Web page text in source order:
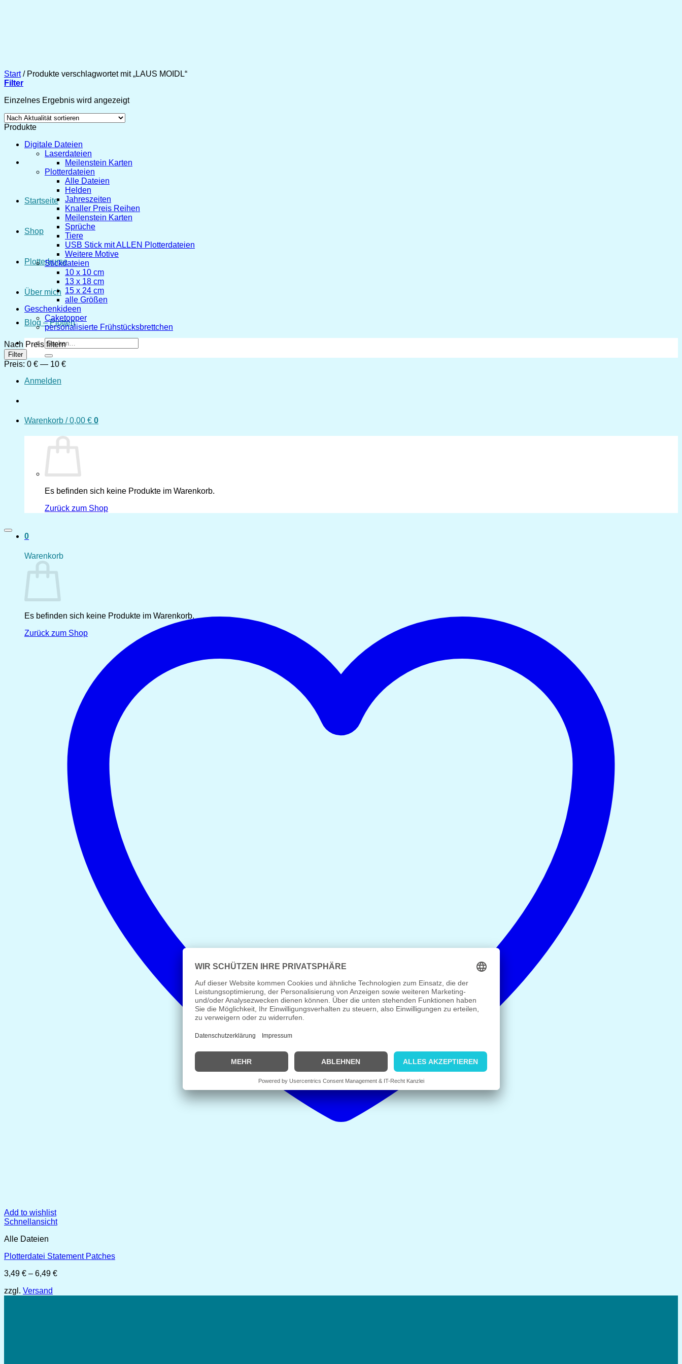
Startseite
Shop
Plotterkurse
Über mich
Blog – Plotten
Suchen
nach:
Anmelden
Warenkorb /0,00 € 0
Es befinden sich keine Produkte im Warenkorb.
Zurück zum Shop
0
Warenkorb
Es befinden sich keine Produkte im Warenkorb.
Zurück zum Shop
Start /Produkte verschlagwortet mit „LAUS MOIDL“
Filter
Einzelnes Ergebnis wird angezeigt
Produkte
Digitale Dateien
Laserdateien
Meilenstein Karten
Plotterdateien
Alle Dateien
Helden
Jahreszeiten
Knaller Preis Reihen
Meilenstein Karten
Sprüche
Tiere
USB Stick mit ALLEN Plotterdateien
Weitere Motive
Stickdateien
10 x 10 cm
13 x 18 cm
15 x 24 cm
alle Größen
Geschenkideen
Caketopper
personalisierte Frühstücksbrettchen
Nach Preis filtern
Min.
Preis
Max.
Preis
Filter
Preis: 0 € — 10 €
Add to wishlist
Schnellansicht
Alle Dateien
Plotterdatei Statement Patches
3,49 € – 6,49 €Preisspanne:
zzgl. Versand